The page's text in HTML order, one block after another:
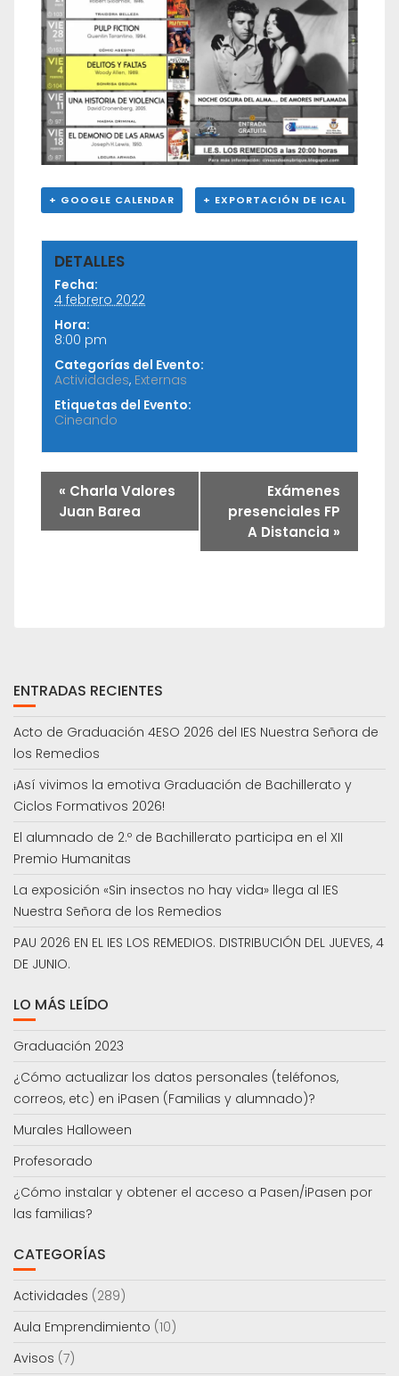
+ GOOGLE CALENDAR + EXPORTACIÓN DE ICAL
DETALLES
Fecha:
4 febrero 2022
Hora:
8:00 pm
Categorías del Evento:
Actividades, Externas
Etiquetas del Evento:
Cineando
« Charla Valores
Juan Barea
Exámenes
presenciales FP
A Distancia »
ENTRADAS RECIENTES
Acto de Graduación 4ESO 2026 del IES Nuestra Señora de
los Remedios
¡Así vivimos la emotiva Graduación de Bachillerato y
Ciclos Formativos 2026!
El alumnado de 2.º de Bachillerato participa en el XII
Premio Humanitas
La exposición «Sin insectos no hay vida» llega al IES
Nuestra Señora de los Remedios
PAU 2026 EN EL IES LOS REMEDIOS. DISTRIBUCIÓN DEL JUEVES, 4
DE JUNIO.
LO MÁS LEÍDO
Graduación 2023
¿Cómo actualizar los datos personales (teléfonos,
correos, etc) en iPasen (Familias y alumnado)?
Murales Halloween
Profesorado
¿Cómo instalar y obtener el acceso a Pasen/iPasen por
las familias?
CATEGORÍAS
Actividades (289)
Aula Emprendimiento (10)
Avisos (7)